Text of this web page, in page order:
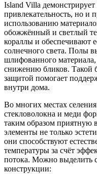
Island Villa демонстрирует
привлекательность, но и
использованию
обожжённый и светлый
кораллы и обеспечивают
солнечного света. Полы
шлифованного материала,
снижению бликов. Такой
защитой помогает
внутри дома.
Во многих местах
стекловолокна и меди
таким образом приятную
элементы не только
они способствуют
температуры за счёт
потока. Можно выделить
конструкции: